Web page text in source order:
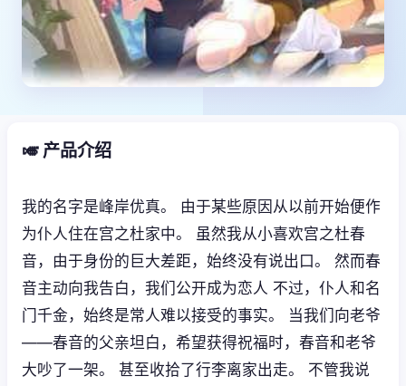
🎺 产品介绍
我的名字是峰岸优真。 由于某些原因从以前开始便作
为仆人住在宫之杜家中。 虽然我从小喜欢宫之杜春
音，由于身份的巨大差距，始终没有说出口。 然而春
音主动向我告白，我们公开成为恋人 不过，仆人和名
门千金，始终是常人难以接受的事实。 当我们向老爷
——春音的父亲坦白，希望获得祝福时，春音和老爷
大吵了一架。 甚至收拾了行李离家出走。 不管我说